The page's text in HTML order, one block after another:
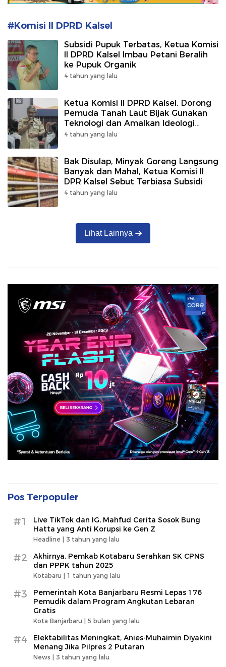
#Komisi II DPRD Kalsel
Subsidi Pupuk Terbatas, Ketua Komisi
II DPRD Kalsel Imbau Petani Beralih
ke Pupuk Organik
4 tahun yang lalu
Ketua Komisi II DPRD Kalsel, Dorong
Pemuda Tanah Laut Bijak Gunakan
Teknologi dan Amalkan Ideologi
Pancasila
4 tahun yang lalu
Bak Disulap, Minyak Goreng Langsung
Banyak dan Mahal, Ketua Komisi II
DPR Kalsel Sebut Terbiasa Subsidi
4 tahun yang lalu
Lihat Lainnya
Pos Terpopuler
#1
Live TikTok dan IG, Mahfud Cerita Sosok Bung
Hatta yang Anti Korupsi ke Gen Z
Headline | 3 tahun yang lalu
#2
Akhirnya, Pemkab Kotabaru Serahkan SK CPNS
dan PPPK tahun 2025
Kotabaru | 1 tahun yang lalu
#3
Pemerintah Kota Banjarbaru Resmi Lepas 176
Pemudik dalam Program Angkutan Lebaran
Gratis
Kota Banjarbaru | 5 bulan yang lalu
#4
Elektabilitas Meningkat, Anies-Muhaimin Diyakini
Menang Jika Pilpres 2 Putaran
News | 3 tahun yang lalu